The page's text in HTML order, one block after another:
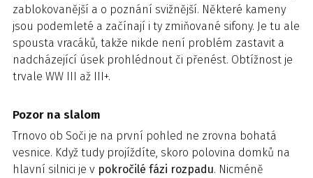
zablokovanější a o poznání svižnější. Některé kameny
jsou podemleté a začínají i ty zmiňované sifony. Je tu ale
spousta vracáků, takže nikde není problém zastavit a
nadcházející úsek prohlédnout či přenést. Obtížnost je
trvale WW III až III+.
Pozor na slalom
Trnovo ob Soči je na první pohled ne zrovna bohatá
vesnice. Když tudy projíždíte, skoro polovina domků na
hlavní silnici je v pokročilé fázi rozpadu. Nicméně